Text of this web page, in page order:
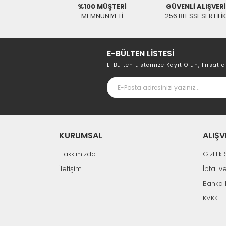
%100 MÜŞTERİ
MEMNUNİYETİ
GÜVENLİ
256 BIT SSL
E-BÜLTEN LİSTESİ
E-Bülten Listemize Kayıt Olun,
KURUMSAL
Hakkımızda
İletişim
Gizlilik
İptal
Banka
KVKK